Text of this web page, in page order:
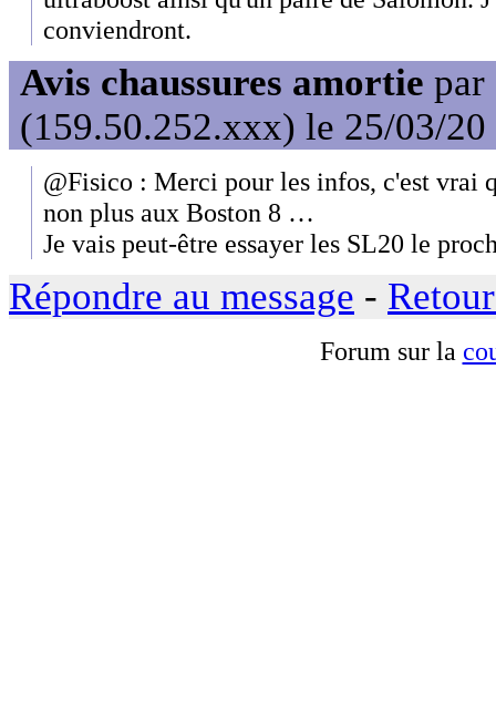
conviendront.
Avis chaussures amortie par
(159.50.252.xxx) le 25/03/20
@Fisico : Merci pour les infos, c'est vrai
non plus aux Boston 8 …
Je vais peut-être essayer les SL20 le
Répondre au message -
Forum sur la